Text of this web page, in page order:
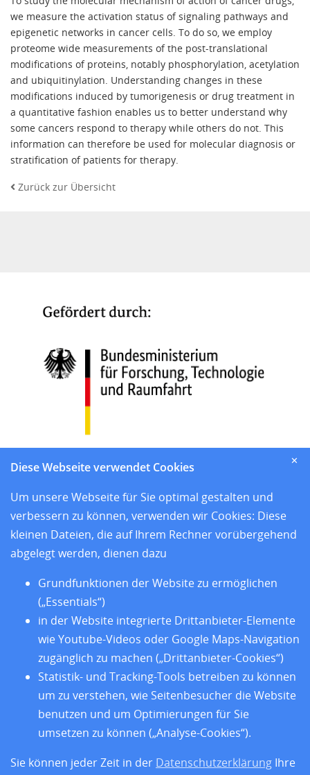
we measure the activation status of signaling pathways and
epigenetic networks in cancer cells. To do so, we employ
proteome wide measurements of the post-translational
modifications of proteins, notably phosphorylation, acetylation
and ubiquitinylation. Understanding changes in these
modifications induced by tumorigenesis or drug treatment in
a quantitative fashion enables us to better understand why
some cancers respond to therapy while others do not. This
information can therefore be used for molecular diagnosis or
stratification of patients for therapy.
Zurück zur Übersicht
und den sieben Sitzländern
Home
Aktuelles
Standorte
Forschung
Über uns
Impressum
Datenschutz
Barrierefreiheit
✕
Diese Webseite verwendet Cookies
Um unsere Webseite für Sie optimal gestalten und
verbessern zu können, verwenden wir Cookies: Diese
kleinen Dateien, die auf Ihrem Rechner vorübergehend
abgelegt werden, dienen dazu
Grundfunktionen der Website zu ermöglichen
(„Essentials“)
in der Website integrierte Drittanbieter-Elemente
wie Youtube-Videos oder Google Maps-Navigation
zugänglich zu machen („Drittanbieter-Cookies“)
Statistik- und Tracking-Tools betreiben zu können
um zu verstehen, wie Seitenbesucher die Website
benutzen und um Optimierungen für Sie
umsetzen zu können („Analyse-Cookies“).
Sie können jeder Zeit in der Datenschutzerklärung Ihre